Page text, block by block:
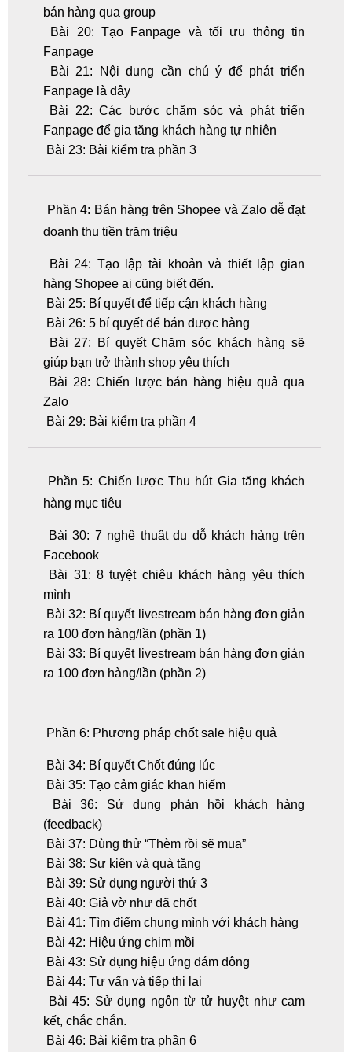
bán hàng qua group
Bài 20: Tạo Fanpage và tối ưu thông tin
Fanpage
Bài 21: Nội dung cần chú ý để phát triển
Fanpage là đây
Bài 22: Các bước chăm sóc và phát triển
Fanpage để gia tăng khách hàng tự nhiên
Bài 23: Bài kiểm tra phần 3
Phần 4: Bán hàng trên Shopee và Zalo dễ đạt
doanh thu tiền trăm triệu
Bài 24: Tạo lập tài khoản và thiết lập gian
hàng Shopee ai cũng biết đến.
Bài 25: Bí quyết để tiếp cận khách hàng
Bài 26: 5 bí quyết để bán được hàng
Bài 27: Bí quyết Chăm sóc khách hàng sẽ
giúp bạn trở thành shop yêu thích
Bài 28: Chiến lược bán hàng hiệu quả qua
Zalo
Bài 29: Bài kiểm tra phần 4
Phần 5: Chiến lược Thu hút Gia tăng khách
hàng mục tiêu
Bài 30: 7 nghệ thuật dụ dỗ khách hàng trên
Facebook
Bài 31: 8 tuyệt chiêu khách hàng yêu thích
mình
Bài 32: Bí quyết livestream bán hàng đơn giản
ra 100 đơn hàng/lần (phần 1)
Bài 33: Bí quyết livestream bán hàng đơn giản
ra 100 đơn hàng/lần (phần 2)
Phần 6: Phương pháp chốt sale hiệu quả
Bài 34: Bí quyết Chốt đúng lúc
Bài 35: Tạo cảm giác khan hiếm
Bài 36: Sử dụng phản hồi khách hàng
(feedback)
Bài 37: Dùng thử “Thèm rồi sẽ mua”
Bài 38: Sự kiện và quà tặng
Bài 39: Sử dụng người thứ 3
Bài 40: Giả vờ như đã chốt
Bài 41: Tìm điểm chung mình với khách hàng
Bài 42: Hiệu ứng chim mồi
Bài 43: Sử dụng hiệu ứng đám đông
Bài 44: Tư vấn và tiếp thị lại
Bài 45: Sử dụng ngôn từ tử huyệt như cam
kết, chắc chắn.
Bài 46: Bài kiểm tra phần 6